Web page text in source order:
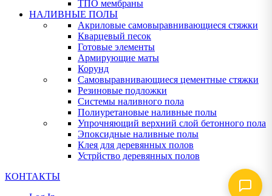
ТПО мембраны
НАЛИВНЫЕ ПОЛЫ
Акриловые самовыравнивающиеся стяжки
Кварцевый песок
Готовые элементы
Армирующие маты
Корунд
Самовыравнивающиеся цементные стяжки
Резиновые подложки
Системы наливного пола
Полиуретановые наливные полы
Упрочняющий верхний слой бетонного пола
Эпоксидные наливные полы
Клея для деревянных полов
Устрйство деревянных полов
КОНТАКТЫ